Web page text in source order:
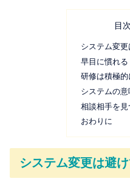
目次
システム変
早目に慣れる
研修は積極的
システムの
相談相手を見
おわりに
システム変更は避